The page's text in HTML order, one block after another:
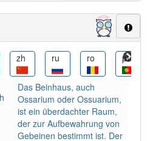
: 1
zh ru ro pt
Das Beinhaus, auch
Ossarium oder Ossuarium,
ist ein überdachter Raum,
der zur Aufbewahrung von
Gebeinen bestimmt ist. Der